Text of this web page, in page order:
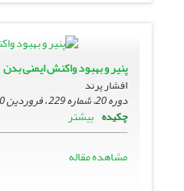
پنیر و بهبود واکنش ایمنی بدن
افشار پرند
دوره 20، شماره 229 ، فروردین 1390
چکیده بیشتر
مشاهده مقاله